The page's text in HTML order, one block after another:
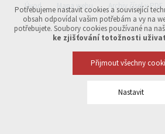
Potřebujeme nastavit cookies a související
obsah odpovídal vašim potřebám a vy na
potřebujete. Soubory cookies používané na
ke zjišťování totožnosti
Přijmout všechny
Nastavit
Úvod Mapa webu Archiv čísel v PDF